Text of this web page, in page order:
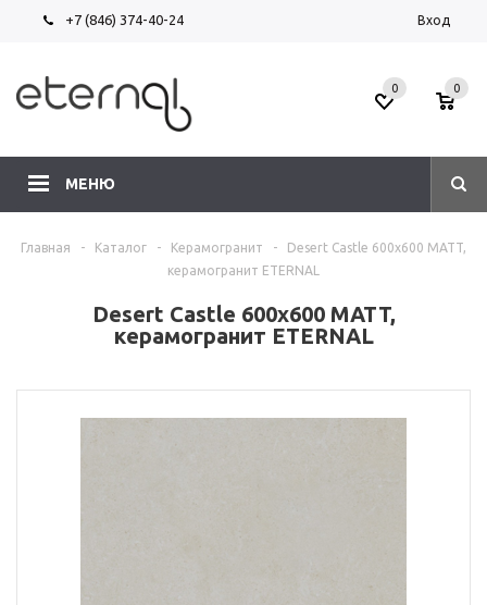
+7 (846) 374-40-24 Вход
МЕНЮ
0 0
Главная - Каталог - Керамогранит -
Desert Castle 600х600 MATT,
керамогранит ETERNAL
Desert Castle 600х600 MATT,
керамогранит ETERNAL